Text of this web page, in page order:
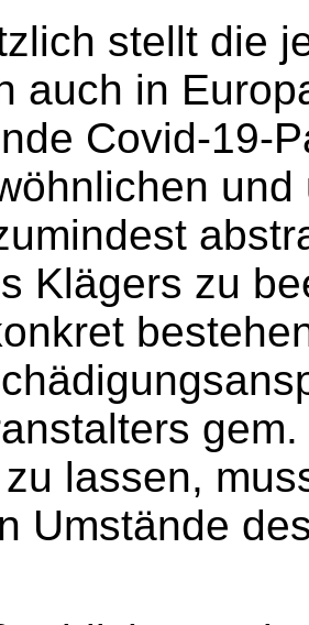
stellt die
auch in
Covid-19-
Klägers zu
lassen,
Umstände